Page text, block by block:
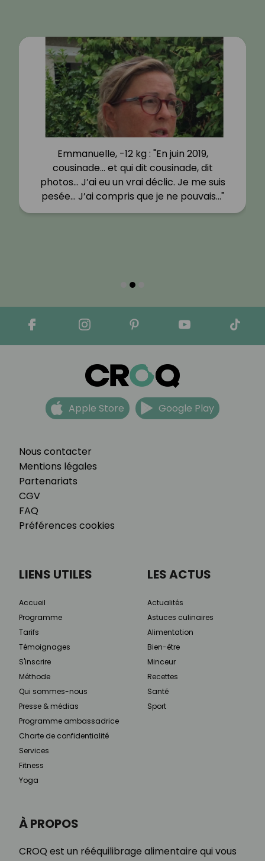
Emmanuelle, -12 kg : "En juin 2019,
cousinade… et qui dit cousinade, dit
photos… J’ai eu un vrai déclic. Je me suis
pesée… J’ai compris que je ne pouvais…"
Nous contacter
Mentions légales
Partenariats
CGV
FAQ
Préférences cookies
Apple Store Google Play
À PROPOS
CROQ est un rééquilibrage alimentaire qui vous
LIENS UTILES
Accueil
Programme
Tarifs
Témoignages
S'inscrire
Méthode
Qui sommes-nous
Presse & médias
Programme ambassadrice
Charte de confidentialité
Services
Fitness
Yoga
LES ACTUS
Actualités
Astuces culinaires
Alimentation
Bien-être
Minceur
Recettes
Santé
Sport